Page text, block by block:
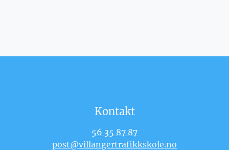
Kontakt
56 35 87 87
post@villangertrafikkskole.no